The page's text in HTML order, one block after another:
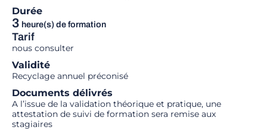
Durée
3 heure(s) de formation
Tarif
nous consulter
Validité
Recyclage annuel préconisé
Documents délivrés
A l’issue de la validation théorique et pratique, une
attestation de suivi de formation sera remise aux
stagiaires